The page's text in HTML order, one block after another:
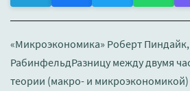
«Микроэкономика» Роберт
РабинфельдРазницу между двумя
теории (макро- и